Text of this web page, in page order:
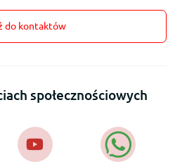
do kontaktów
społecznościowych